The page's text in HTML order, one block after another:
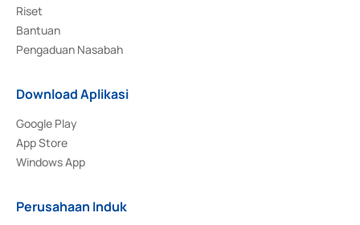
Riset
Bantuan
Pengaduan Nasabah
Download Aplikasi
Google Play
App Store
Windows App
Perusahaan Induk